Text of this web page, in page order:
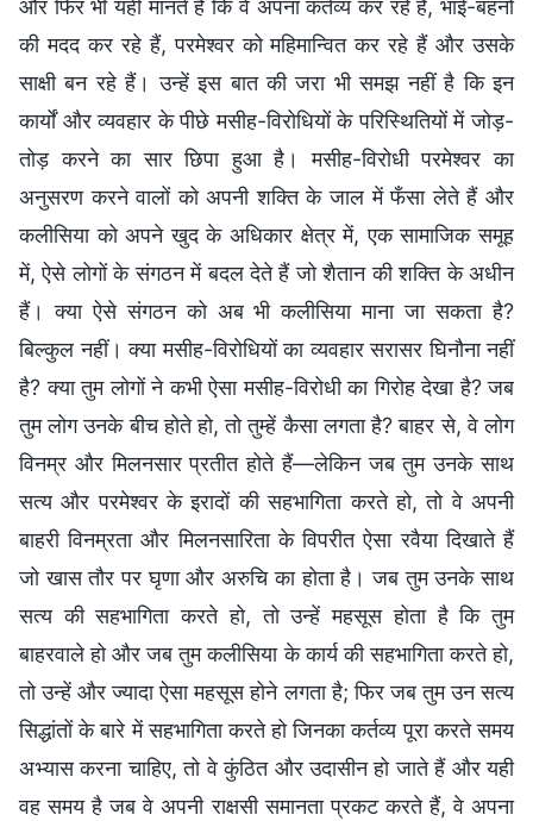
और फिर भी यही मानते हैं कि वे अपना कर्तव्य कर रहे हैं, भाई-बहनों
की मदद कर रहे हैं, परमेश्वर को महिमान्वित कर रहे हैं और उसके
साक्षी बन रहे हैं। उन्हें इस बात की जरा भी समझ नहीं है कि इन
कार्यों और व्यवहार के पीछे मसीह-विरोधियों के परिस्थितियों में जोड़-
तोड़ करने का सार छिपा हुआ है। मसीह-विरोधी परमेश्वर का
अनुसरण करने वालों को अपनी शक्ति के जाल में फँसा लेते हैं और
कलीसिया को अपने खुद के अधिकार क्षेत्र में, एक सामाजिक समूह
में, ऐसे लोगों के संगठन में बदल देते हैं जो शैतान की शक्ति के अधीन
हैं। क्या ऐसे संगठन को अब भी कलीसिया माना जा सकता है?
बिल्कुल नहीं। क्या मसीह-विरोधियों का व्यवहार सरासर घिनौना नहीं
है? क्या तुम लोगों ने कभी ऐसा मसीह-विरोधी का गिरोह देखा है? जब
तुम लोग उनके बीच होते हो, तो तुम्हें कैसा लगता है? बाहर से, वे लोग
विनम्र और मिलनसार प्रतीत होते हैं—लेकिन जब तुम उनके साथ
सत्य और परमेश्वर के इरादों की सहभागिता करते हो, तो वे अपनी
बाहरी विनम्रता और मिलनसारिता के विपरीत ऐसा रवैया दिखाते हैं
जो खास तौर पर घृणा और अरुचि का होता है। जब तुम उनके साथ
सत्य की सहभागिता करते हो, तो उन्हें महसूस होता है कि तुम
बाहरवाले हो और जब तुम कलीसिया के कार्य की सहभागिता करते हो,
तो उन्हें और ज्यादा ऐसा महसूस होने लगता है; फिर जब तुम उन सत्य
सिद्धांतों के बारे में सहभागिता करते हो जिनका कर्तव्य पूरा करते समय
अभ्यास करना चाहिए, तो वे कुंठित और उदासीन हो जाते हैं और यही
वह समय है जब वे अपनी राक्षसी समानता प्रकट करते हैं, वे अपना